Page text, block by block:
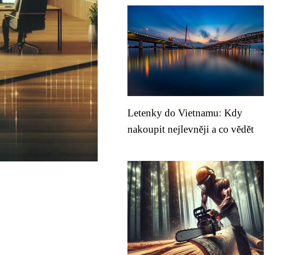
Letenky do Vietnamu: Kdy
nakoupit nejlevněji a co vědět